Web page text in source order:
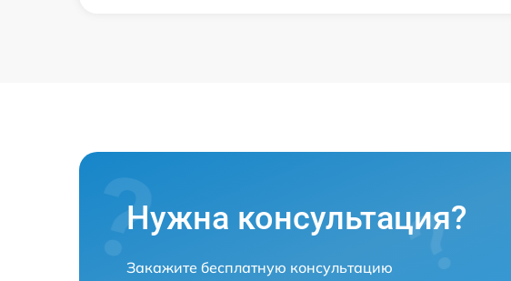
Нужна консультация?
Закажите бесплатную консультацию